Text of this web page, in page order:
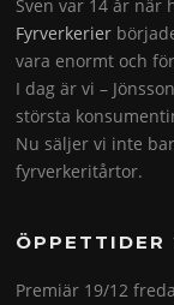
Sven var 14 år
Fyrverkerier
vara enormt och
I dag är vi –
största
Nu säljer vi inte
fyrverkeritårtor.
ÖPPETTIDER
Premiär 19/12